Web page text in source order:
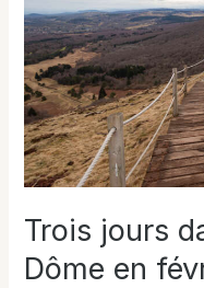
Trois jours
Dôme en